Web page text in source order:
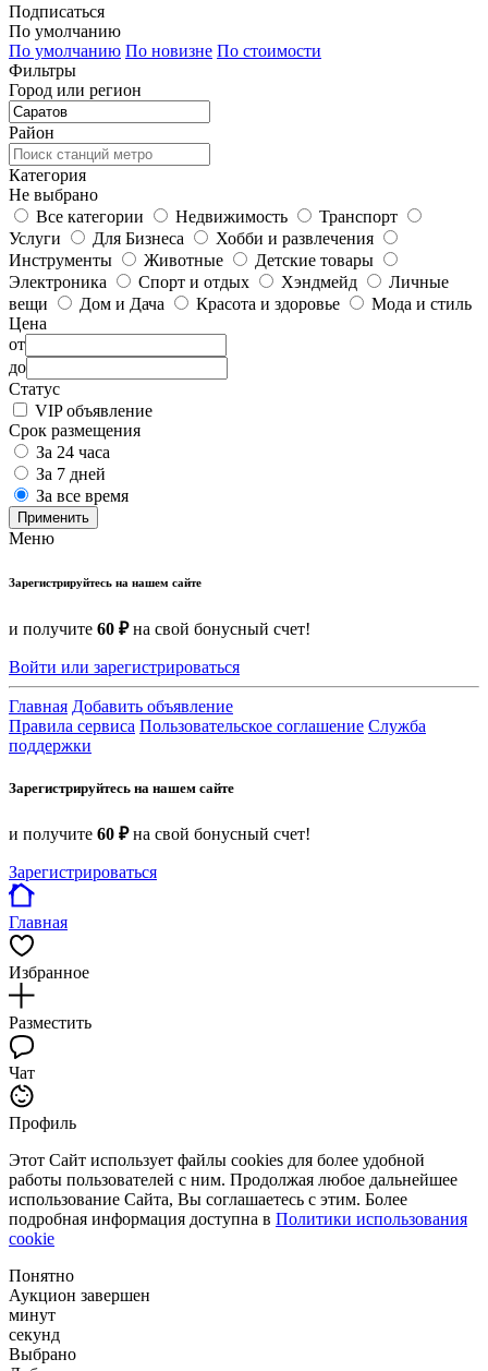
Подписаться
По умолчанию
По умолчанию По новизне По стоимости
Фильтры
Город или регион
Район
Категория
Не выбрано
Все категории
Недвижимость
Транспорт
Услуги
Для Бизнеса
Хобби и развлечения
Инструменты
Животные
Детские товары
Электроника
Спорт и отдых Хэндмейд
Личные
вещи
Дом и Дача Красота и здоровье
Мода и стиль
Цена
от
до
Статус
VIP объявление
Срок размещения
За 24 часа
За 7 дней
За все время
Применить
Меню
Зарегистрируйтесь на нашем сайте
и получите 60 ₽на свой бонусный счет!
Войти или зарегистрироваться
Главная Добавить объявление
Правила сервиса Пользовательское соглашение Служба
поддержки
Зарегистрируйтесь на нашем сайте
и получите 60 ₽на свой бонусный счет!
Зарегистрироваться
Главная
Избранное
Разместить
Чат
Профиль
Этот Сайт использует файлы cookies для более удобной
работы пользователей с ним. Продолжая любое дальнейшее
использование Сайта, Вы соглашаетесь с этим. Более
подробная информация доступна в Политики использования
cookie
Понятно
Аукцион завершен
минут
секунд
Выбрано